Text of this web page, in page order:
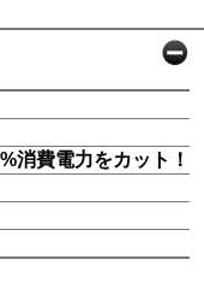
消費電力をカット！